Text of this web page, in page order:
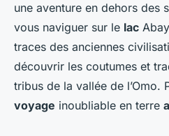
une aventure en dehors des
vous naviguer sur le lac
traces des anciennes
découvrir les coutumes et
tribus de la vallée de l’Omo.
voyage inoubliable en terre